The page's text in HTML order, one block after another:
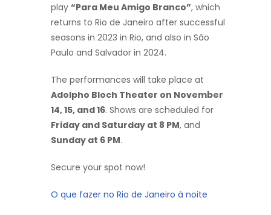
play “Para Meu Amigo Branco”, which
returns to Rio de Janeiro after successful
seasons in 2023 in Rio, and also in São
Paulo and Salvador in 2024.
The performances will take place at
Adolpho Bloch Theater on November
14, 15, and 16. Shows are scheduled for
Friday and Saturday at 8 PM, and
Sunday at 6 PM.
Secure your spot now!
O que fazer no Rio de Janeiro à noite